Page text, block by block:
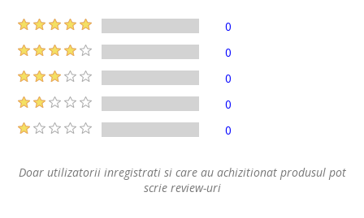
0
0
0
0
0
Doar utilizatorii inregistrati si care au achizitionat produsul pot
scrie review-uri